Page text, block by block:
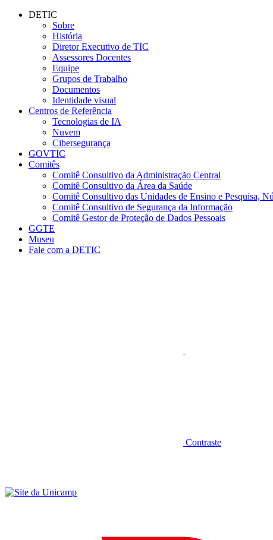
Conteúdo principal
DETIC
Sobre
História
Diretor Executivo de TIC
Assessores Docentes
Equipe
Grupos de Trabalho
Documentos
Identidade visual
Centros de Referência
Tecnologias de IA
Nuvem
Cibersegurança
GOVTIC
Comitês
Comitê Consultivo da Administração Central
Comitê Consultivo da Área da Saúde
Comitê Consultivo das Unidades de Ensino e Pesquisa,
Comitê Consultivo de Segurança da Informação
Comitê Gestor de Proteção de Dados Pessoais
GGTE
Museu
Fale com a DETIC
Contraste